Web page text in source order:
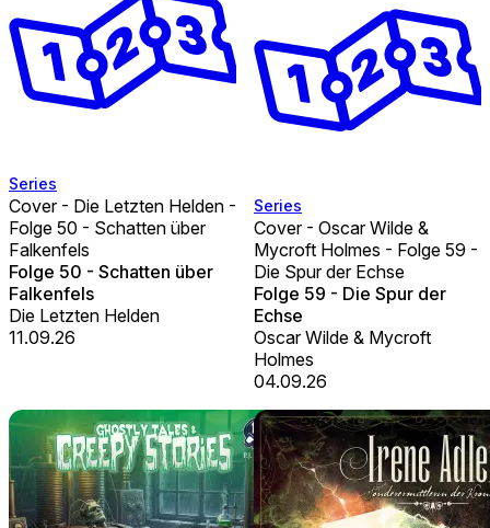
Series
Cover - Die Letzten Helden -
Folge 50 - Schatten über
Falkenfels
Folge 50 - Schatten über
Falkenfels
Die Letzten Helden
11.09.26
Series
Cover - Oscar Wilde &
Mycroft Holmes - Folge 59 -
Die Spur der Echse
Folge 59 - Die Spur der
Echse
Oscar Wilde & Mycroft
Holmes
04.09.26